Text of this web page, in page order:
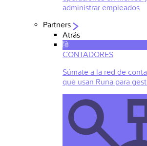
administrar empleados
Partners
Atrás
CONTADORES
Súmate a la red de
que usan Runa para